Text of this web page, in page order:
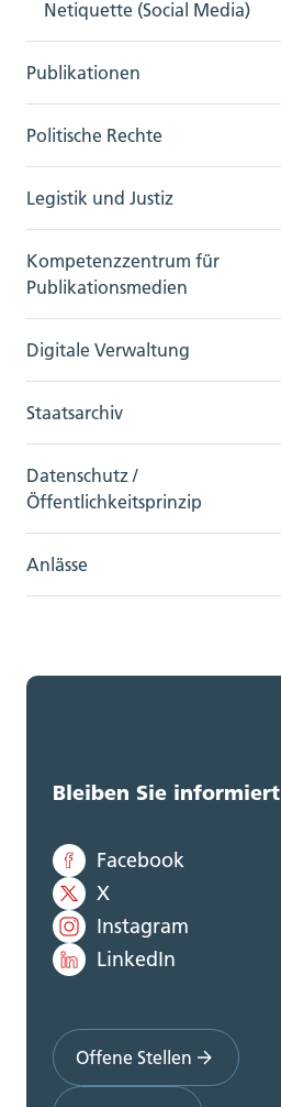
Netiquette (Social Media)
Publikationen
Politische Rechte
Legistik und Justiz
Kompetenzzentrum für
Publikationsmedien
Digitale Verwaltung
Staatsarchiv
Datenschutz /
Öffentlichkeitsprinzip
Anlässe
Bleiben Sie informiert
Facebook
X
Instagram
LinkedIn
Offene Stellen